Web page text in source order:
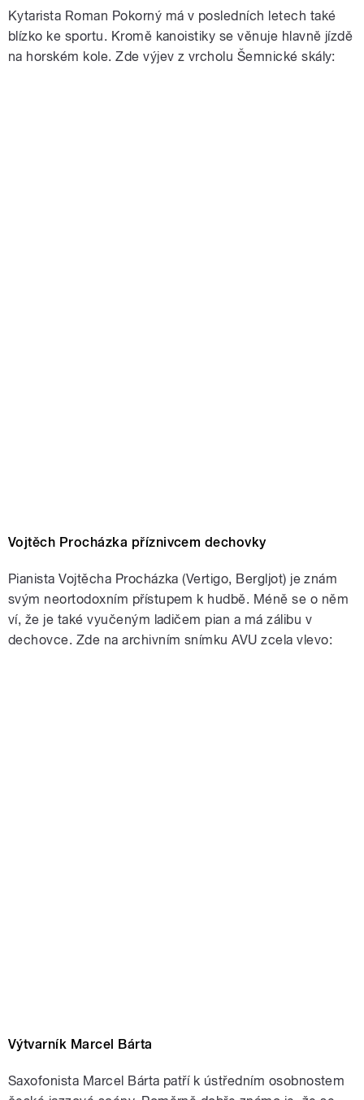
Kytarista Roman Pokorný má v posledních letech také
blízko ke sportu. Kromě kanoistiky se věnuje hlavně jízdě
na horském kole. Zde výjev z vrcholu Šemnické skály:
Vojtěch Procházka příznivcem dechovky
Pianista Vojtěcha Procházka (Vertigo, Bergljot) je znám
svým neortodoxním přístupem k hudbě. Méně se o něm
ví, že je také vyučeným ladičem pian a má zálibu v
dechovce. Zde na archivním snímku AVU zcela vlevo:
Výtvarník Marcel Bárta
Saxofonista Marcel Bárta patří k ústředním osobnostem